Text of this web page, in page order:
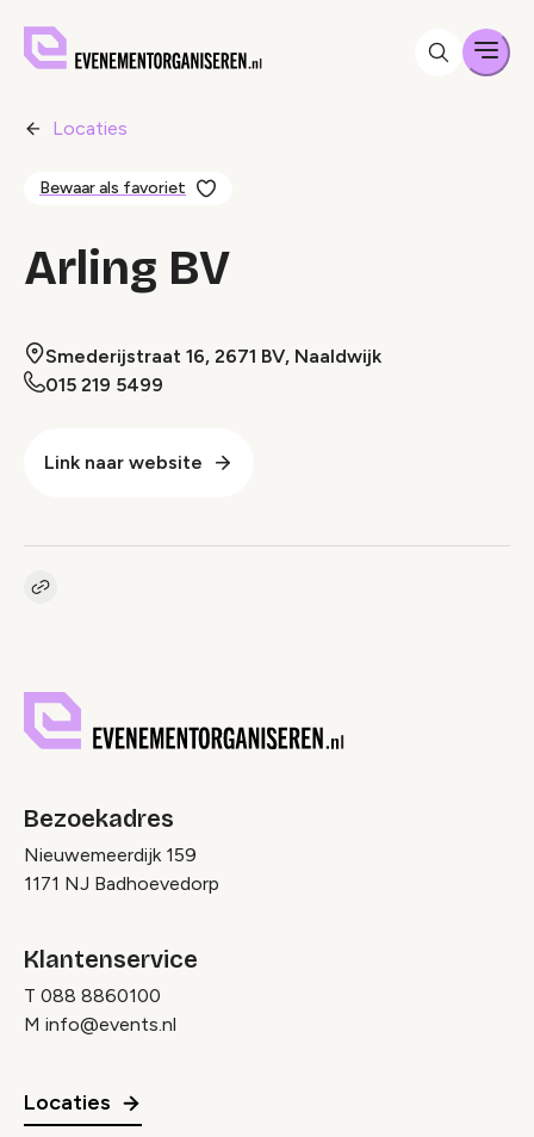
Locaties
Bewaar als favoriet
Arling BV
Smederijstraat 16, 2671 BV, Naaldwijk
015 219 5499
Link naar website
Kopieer link naar pagina
Bezoekadres
Nieuwemeerdijk 159
1171 NJ Badhoevedorp
Klantenservice
T 088 8860100
M info@events.nl
Locaties